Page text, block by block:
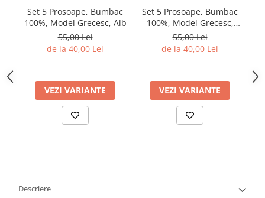
Set 5 Prosoape, Bumbac
100%, Model Grecesc, Alb
55,00 Lei
de la 40,00 Lei
VEZI VARIANTE
Set 5 Prosoape, Bumbac
100%, Model Grecesc,
Green dark
55,00 Lei
de la 40,00 Lei
VEZI VARIANTE
Descriere